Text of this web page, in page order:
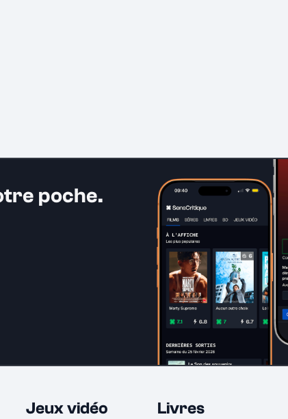
poche.
Jeux vidéo Livres